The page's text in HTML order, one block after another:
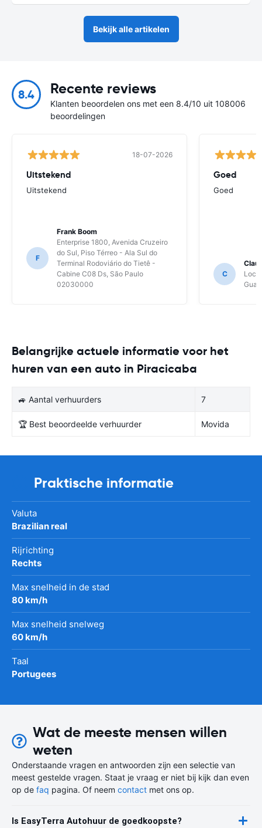
Bekijk alle artikelen
8.4 Recente reviews
Klanten beoordelen ons met een 8.4/10 uit 108006
beoordelingen
18-07-2026
Uitstekend
Uitstekend
F
Frank Boom
Enterprise 1800, Avenida Cruzeiro
do Sul, Piso Térreo - Ala Sul do
Terminal Rodoviário do Tietê -
Cabine C08 Ds, São Paulo
02030000
Goed
Goed
C
Belangrijke actuele informatie voor het
huren van een auto in Piracicaba
🚙 Aantal verhuurders 7
🏆 Best beoordeelde verhuurder Movida
Praktische informatie
Valuta
Brazilian real
Rijrichting
Rechts
Max snelheid in de stad
80 km/h
Max snelheid snelweg
60 km/h
Taal
Portugees
Wat de meeste mensen willen
weten
Onderstaande vragen en antwoorden zijn een selectie van
meest gestelde vragen. Staat je vraag er niet bij kijk dan even
op de faq pagina. Of neem contact met ons op.
Is EasyTerra Autohuur de goedkoopste?